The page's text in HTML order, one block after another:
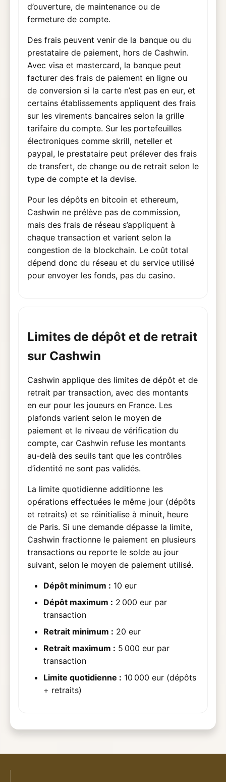
d’ouverture, de maintenance ou de
fermeture de compte.
Des frais peuvent venir de la banque ou du
prestataire de paiement, hors de Cashwin.
Avec visa et mastercard, la banque peut
facturer des frais de paiement en ligne ou
de conversion si la carte n’est pas en eur, et
certains établissements appliquent des frais
sur les virements bancaires selon la grille
tarifaire du compte. Sur les portefeuilles
électroniques comme skrill, neteller et
paypal, le prestataire peut prélever des frais
de transfert, de change ou de retrait selon le
type de compte et la devise.
Pour les dépôts en bitcoin et ethereum,
Cashwin ne prélève pas de commission,
mais des frais de réseau s’appliquent à
chaque transaction et varient selon la
congestion de la blockchain. Le coût total
dépend donc du réseau et du service utilisé
pour envoyer les fonds, pas du casino.
Limites de dépôt et de retrait
sur Cashwin
Cashwin applique des limites de dépôt et de
retrait par transaction, avec des montants
en eur pour les joueurs en France. Les
plafonds varient selon le moyen de
paiement et le niveau de vérification du
compte, car Cashwin refuse les montants
au-delà des seuils tant que les contrôles
d’identité ne sont pas validés.
La limite quotidienne additionne les
opérations effectuées le même jour (dépôts
et retraits) et se réinitialise à minuit, heure
de Paris. Si une demande dépasse la limite,
Cashwin fractionne le paiement en plusieurs
transactions ou reporte le solde au jour
suivant, selon le moyen de paiement utilisé.
Dépôt minimum : 10 eur
Dépôt maximum : 2 000 eur par
transaction
Retrait minimum : 20 eur
Retrait maximum : 5 000 eur par
transaction
Limite quotidienne : 10 000 eur (dépôts
+ retraits)